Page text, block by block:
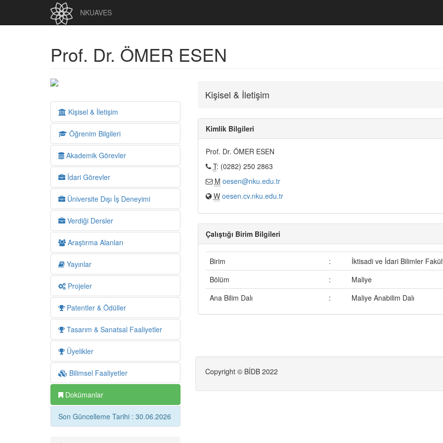
NKUAVES
Prof. Dr. ÖMER ESEN
Kişisel & İletişim
Öğrenim Bilgileri
Akademik Görevler
İdari Görevler
Üniversite Dışı İş Deneyimi
Verdiği Dersler
Araştırma Alanları
Yayınlar
Projeler
Patentler & Ödüller
Tasarım & Sanatsal Faaliyetler
Üyelikler
Bilimsel Faaliyetler
Dokümanlar
Son Güncelleme Tarihi : 30.06.2026
Kişisel & İletişim
Kimlik Bilgileri
Prof. Dr. ÖMER ESEN
T: (0282) 250 2863
M oesen@nku.edu.tr
W oesen.cv.nku.edu.tr
Çalıştığı Birim Bilgileri
Birim :
İktisadi ve İdari Bilimler
Bölüm
:
Maliye
Ana Bilim Dalı
: Maliye Anabilim Dalı
Copyright © BİDB 2022